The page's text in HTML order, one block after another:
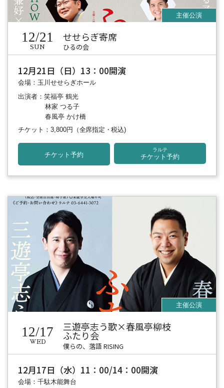
12/21
SUN
せせらぎ寄席
ひるの会
12月21日（日）13：00開演
会場：玉川せせらぎホール
出演者：笑福亭 鶴光
林家 つる子
春風亭 かけ橋
チケット：3,800円
（全席指定・税込)
チケット予約
ラルテ
チケット予約
12/17
WED
三遊亭志う歌×春風亭柳枝
ふたり会
僕らの、落語 RISING
12月17日（水）11：00/14：00開演
会場：千駄木能舞台